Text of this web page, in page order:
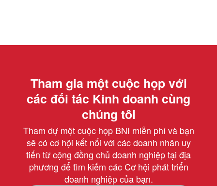
Tham gia một cuộc họp với
các đối tác Kinh doanh cùng
chúng tôi
Tham dự một cuộc họp BNI miễn phí và bạn
sẽ có cơ hội kết nối với các doanh nhân uy
tiến từ cộng đồng chủ doanh nghiệp tại địa
phương để tìm kiếm các Cơ hội phát triển
doanh nghiệp của bạn.